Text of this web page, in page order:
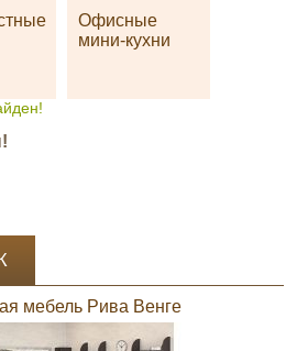
Офисные
мини-кухни
мебель Рива Венге